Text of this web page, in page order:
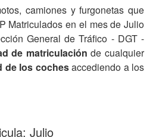
camiones y furgonetas que
Matriculados en el mes de Julio
General de Tráfico - DGT -
de matriculación de cualquier
de los cochesaccediendo a los
Julio